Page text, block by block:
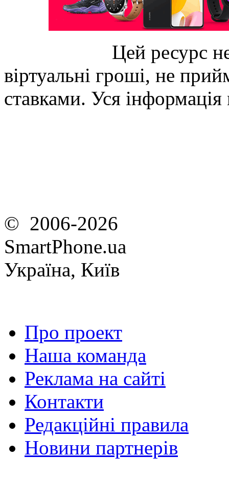
Цей ресурс
віртуальні гроші, не
ставками. Уся
© 2006-2026
SmartPhone.ua
Україна, Київ
Про проект
Наша команда
Реклама на сайті
Контакти
Редакційні правила
Новини партнерів